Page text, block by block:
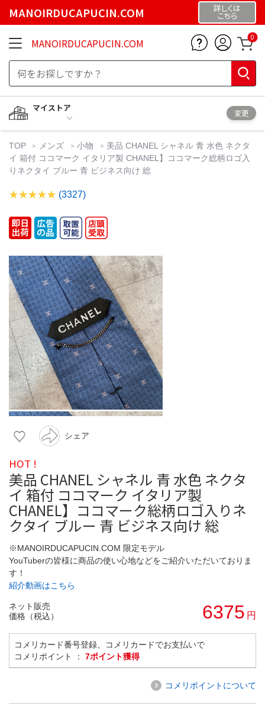
MANOIRDUCAPUCIN.COM 詳しくは
こちら
MANOIRDUCAPUCIN.COM 0
マイストア
変更
TOP メンズ 小物
美品 CHANEL シャネル 青 水色 ネクタ
イ 箱付 ココマーク イタリア製 CHANEL】ココマーク総柄ロゴ入
りネクタイ ブルー 青 ビジネス向け 総
(3327)
シェア
HOT !
美品 CHANEL シャネル 青 水色 ネクタ
イ 箱付 ココマーク イタリア製
CHANEL】ココマーク総柄ロゴ入りネ
クタイ ブルー 青 ビジネス向け 総
※MANOIRDUCAPUCIN.COM 限定モデル
YouTuberの皆様に商品の使い心地などをご紹介いただいておりま
す！
紹介動画はこちら
ネット販売
価格（税込）
6375 円
コメリカード番号登録、コメリカードでお支払いで
コメリポイント ： 7ポイント獲得
コメリポイントについて